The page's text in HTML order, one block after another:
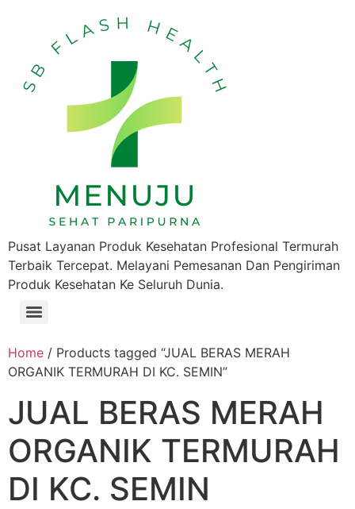
Pusat Layanan Produk Kesehatan Profesional Termurah
Terbaik Tercepat. Melayani Pemesanan Dan Pengiriman
Produk Kesehatan Ke Seluruh Dunia.
Home / Products tagged “JUAL BERAS MERAH
ORGANIK TERMURAH DI KC. SEMIN”
JUAL BERAS MERAH
ORGANIK TERMURAH
DI KC. SEMIN